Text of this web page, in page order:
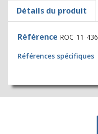
Détails du produit
Référence ROC-11-436
Références spécifiques